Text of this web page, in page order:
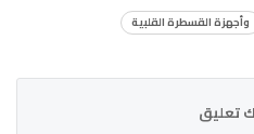
وأجهزة القسطرة القلبية
تعليق